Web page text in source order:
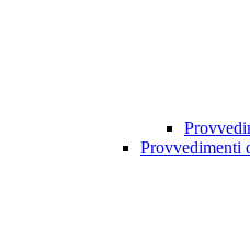
Provvedimenti